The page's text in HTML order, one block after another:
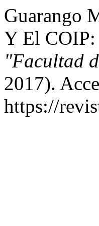
Guarango
Y El COIP:
"Facultad
2017).
https://